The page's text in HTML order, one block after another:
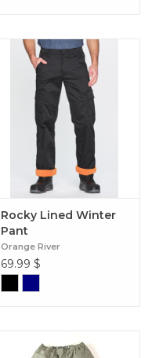
Rocky Lined Winter
Pant
Orange River
69.99 $